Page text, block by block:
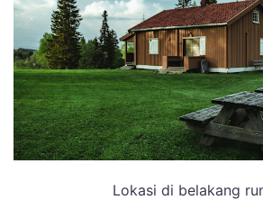
Lokasi di belakang